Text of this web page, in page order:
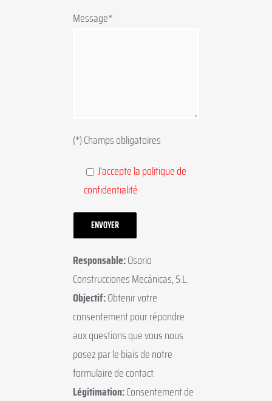
Message*
(*) Champs obligatoires
J'accepte la politique de
confidentialité
Responsable:Osorio
Construcciones Mecánicas, S.L.
Objectif:Obtenir votre
consentement pour répondre
aux questions que vous nous
posez par le biais de notre
formulaire de contact.
Légitimation:Consentement de